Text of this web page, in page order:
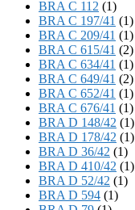
BRA C 112 (1)
BRA C 197/41 (1)
BRA C 209/41 (1)
BRA C 615/41 (2)
BRA C 634/41 (1)
BRA C 649/41 (2)
BRA C 652/41 (1)
BRA C 676/41 (1)
BRA D 148/42 (1)
BRA D 178/42 (1)
BRA D 36/42 (1)
BRA D 410/42 (1)
BRA D 52/42 (1)
BRA D 594 (1)